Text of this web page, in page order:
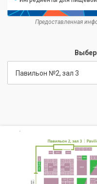
Предоставленная
Павильон №2, зал 3